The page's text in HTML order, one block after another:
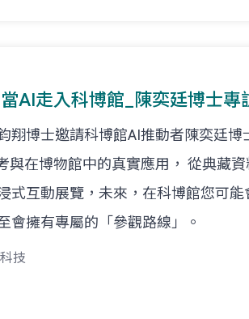
當AI走入科博館_陳奕廷博士專
翔博士邀請科博館AI推動者陳奕廷博
與在博物館中的真實應用， 從典藏
式互動展覽，未來，在科博館您可
會擁有專屬的「參觀路線」。
技